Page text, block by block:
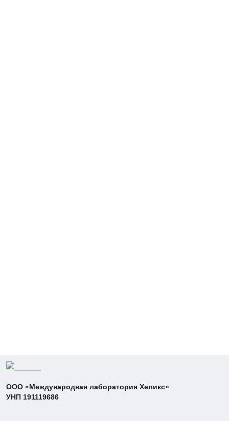
ООО «Международная лаборатория Хеликс»
УНП 191119686